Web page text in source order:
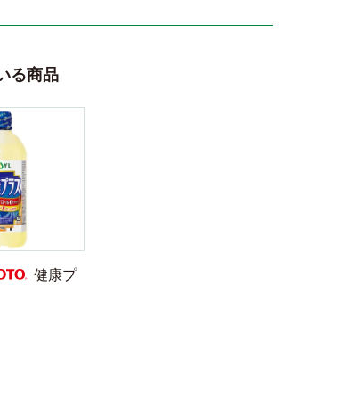
る商品
健康プ